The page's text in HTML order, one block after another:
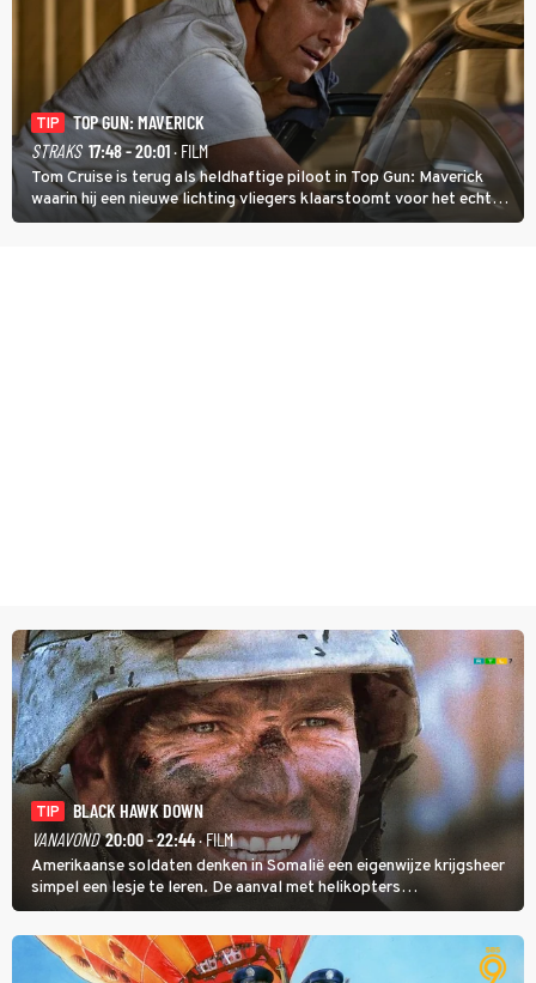
TIP
TOP GUN: MAVERICK
STRAKS 17:48 - 20:01· FILM
Tom Cruise is terug als heldhaftige piloot in Top Gun: Maverick
waarin hij een nieuwe lichting vliegers klaarstoomt voor het echte
werk.
TIP
BLACK HAWK DOWN
VANAVOND 20:00 - 22:44· FILM
Amerikaanse soldaten denken in Somalië een eigenwijze krijgsheer
simpel een lesje te leren. De aanval met helikopters
verloopt in Black Hawk down dramatisch.